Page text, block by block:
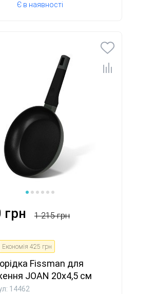
Є в наявності
грн 1 215 грн
Економія 425 грн
Fissman для
JOAN 20x4,5 см
14462